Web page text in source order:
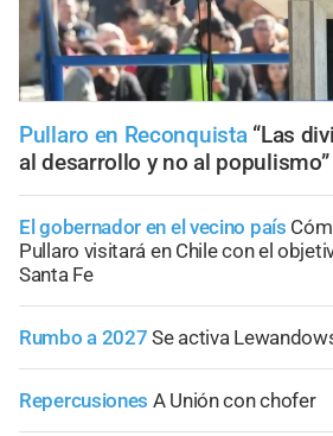
Pullaro en Reconquista “Las
al desarrollo y no al populismo”
El gobernador en el vecino país
Pullaro visitará en Chile con el
Santa Fe
Rumbo a 2027 Se activa
Repercusiones A Unión con chofer